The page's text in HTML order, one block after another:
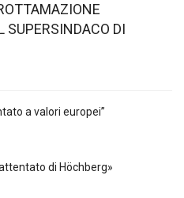
SUPERSINDACO DI
a valori europei”
di Höchberg»